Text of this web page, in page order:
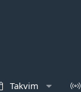
Takvim